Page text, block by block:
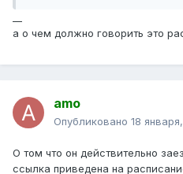
а о чем должно говорить это
amo
Опубликовано 18
О том что он действительно
ссылка приведена на